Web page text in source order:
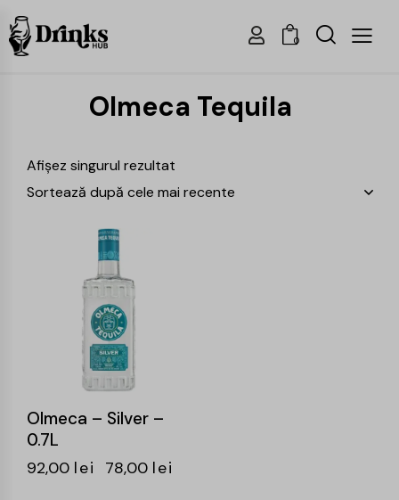
0
Olmeca Tequila
Afișez singurul rezultat
Olmeca – Silver –
0.7L
92,00 lei 78,00 lei